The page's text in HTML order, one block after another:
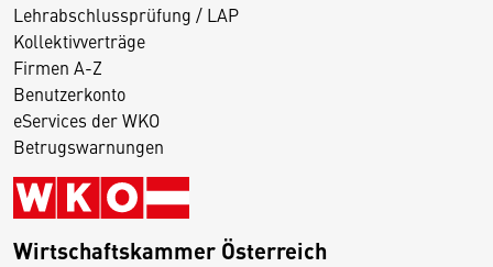
Lehrabschlussprüfung / LAP
Kollektivverträge
Firmen A-Z
Benutzerkonto
eServices der WKO
Betrugswarnungen
Wirtschaftskammer Österreich